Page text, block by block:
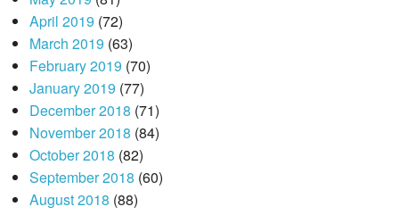
April 2019 (72)
March 2019 (63)
February 2019 (70)
January 2019 (77)
December 2018 (71)
November 2018 (84)
October 2018 (82)
September 2018 (60)
August 2018 (88)